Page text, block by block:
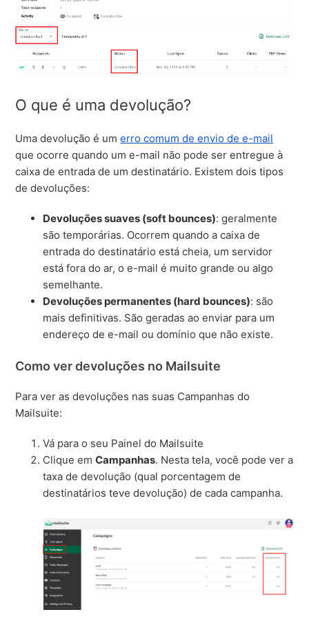
O que é uma devolução?
Uma devolução é umerro comum de envio de e-mail
que ocorre quando um e-mail não pode ser entregue à
caixa de entrada de um destinatário. Existem dois tipos
de devoluções:
Devoluções suaves (soft bounces): geralmente
são temporárias. Ocorrem quando a caixa de
entrada do destinatário está cheia, um servidor
está fora do ar, o e-mail é muito grande ou algo
semelhante.
Devoluções permanentes (hard bounces): são
mais definitivas. São geradas ao enviar para um
endereço de e-mail ou domínio que não existe.
Como ver devoluções no Mailsuite
Para ver as devoluções nas suas Campanhas do
Mailsuite:
Vá para o seu Painel do Mailsuite
Clique emCampanhas. Nesta tela, você pode ver a
taxa de devolução (qual porcentagem de
destinatários teve devolução) de cada campanha.